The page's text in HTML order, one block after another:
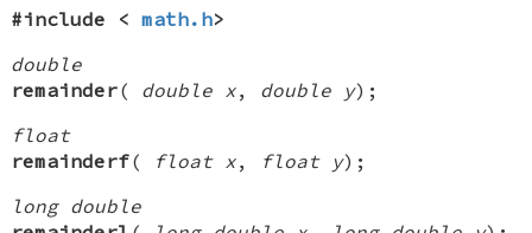
#include <math.h>
double
remainder( double x, double y);
float
remainderf( float x, float y);
long double